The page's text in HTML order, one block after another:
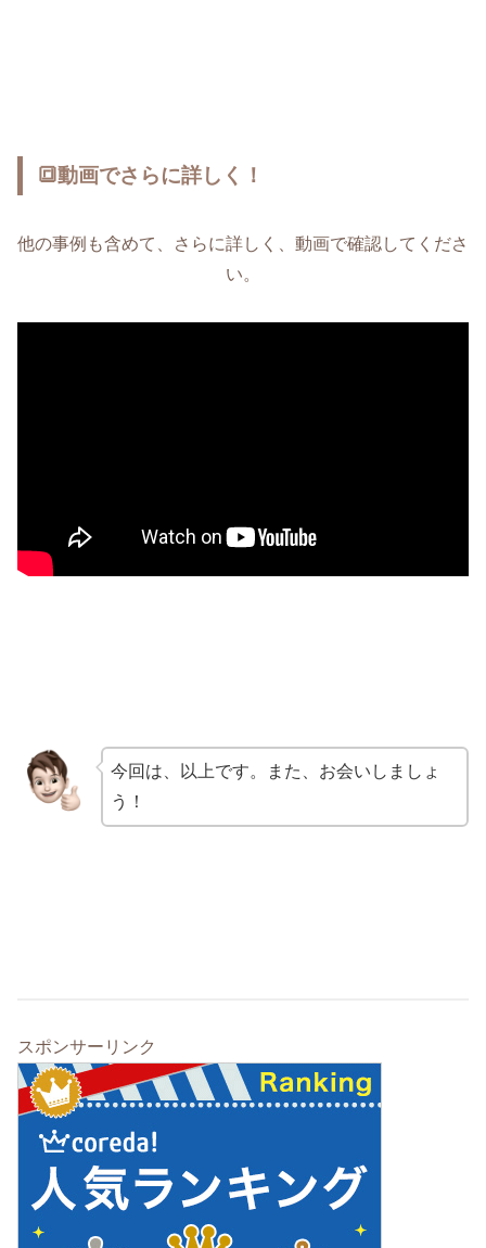
🔳動画でさらに詳しく！
他の事例も含めて、さらに詳しく、動画で確認してくださ
い。
今回は、以上です。また、お会いしましょ
う！
スポンサーリンク